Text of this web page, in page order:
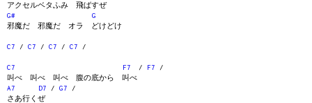
アクセルベタふみ 飛ばすぜ
G#
G
邪魔だ 邪魔だ オラ どけどけ
C7 / C7 / C7 / C7 /
C7 F7 / F7 /
叫べ 叫べ 叫べ 腹の底から 叫べ
A7
D7 / G7 /
さあ行くぜ